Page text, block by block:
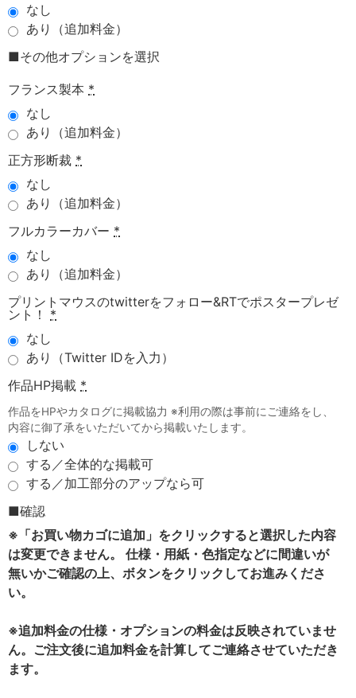
なし
あり（追加料金）
■その他オプションを選択
フランス製本 *
なし
あり（追加料金）
正方形断裁 *
なし
あり（追加料金）
フルカラーカバー *
なし
あり（追加料金）
プリントマウスのtwitterをフォロー&RTでポスタープレゼ
ント！
*
なし
あり（Twitter IDを入力）
作品HP掲載 *
作品をHPやカタログに掲載協力 ※利用の際は事前にご連絡をし、
内容に御了承をいただいてから掲載いたします。
しない
する／全体的な掲載可
する／加工部分のアップなら可
■確認
※「お買い物カゴに追加」をクリックすると選択した内容
は変更できません。 仕様・用紙・色指定などに間違いが
無いかご確認の上、ボタンをクリックしてお進みくださ
い。
※追加料金の仕様・オプションの料金は反映されていませ
ん。ご注文後に追加料金を計算してご連絡させていただき
ます。